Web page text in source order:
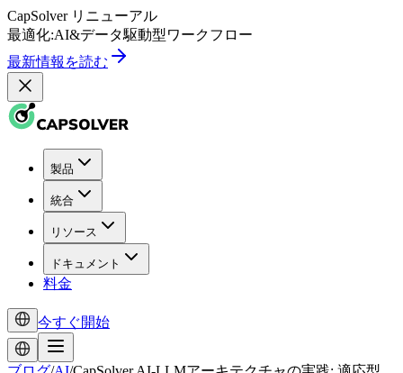
CapSolver リニューアル
最適化:AI&データ駆動型ワークフロー
最新情報を読む
製品
統合
リソース
ドキュメント
料金
今すぐ開始